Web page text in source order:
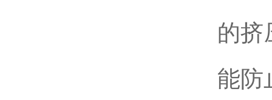
的挤
能防